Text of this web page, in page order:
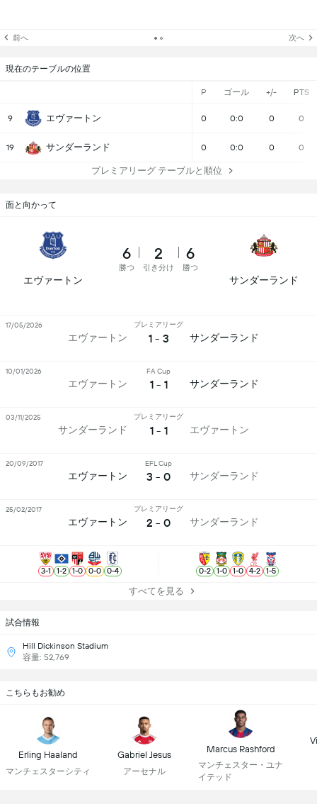
前へ 次へ
現在のテーブルの位置
P ゴール +/- PTS
9 エヴァートン 0 0:0 0 0
19 サンダーランド 0 0:0 0 0
プレミアリーグ テーブルと順位
試合情報
Hill Dickinson Stadium
容量: 52,769
面と向かって
エヴァートン
6
勝つ
2
引き分け
6
勝つ
サンダーランド
エヴァートン
プレミアリーグ
1 - 3 サンダーランド
17/05/2026
エヴァートン
FA Cup
1 - 1 サンダーランド
10/01/2026
サンダーランド
プレミアリーグ
1 - 1 エヴァートン
03/11/2025
エヴァートン
EFL Cup
3 - 0 サンダーランド
20/09/2017
エヴァートン
プレミアリーグ
2 - 0 サンダーランド
25/02/2017
3-1 1-2 1-0 0-0 0-4 0-2 1-0 1-0 4-2 1-5
すべてを見る
こちらもお勧め
Erling Haaland
マンチェスターシティ
Gabriel Jesus
アーセナル
Marcus Rashford
マンチェスター・ユナ
イテッド